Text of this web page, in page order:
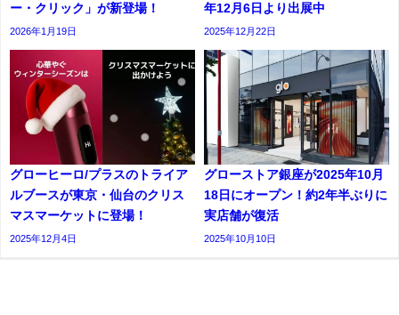
ー・クリック」が新登場！
2026年1月19日
年12月6日より出展中
2025年12月22日
グローヒーロ/プラスのトライア
ルブースが東京・仙台のクリス
マスマーケットに登場！
2025年12月4日
グローストア銀座が2025年10月
18日にオープン！約2年半ぶりに
実店舗が復活
2025年10月10日